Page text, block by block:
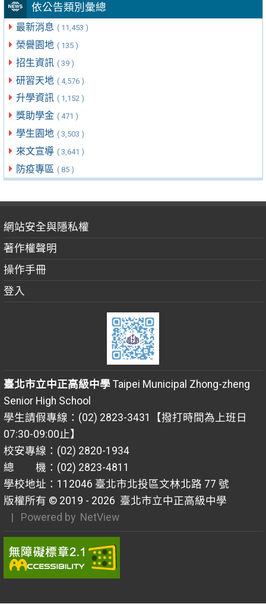
依公告類別彙總
最新消息 ( 11,453 )
榮譽園地 ( 135 )
招生資訊 ( 39 )
研習天地 ( 4,576 )
升學資訊 ( 1,152 )
獎助學金 ( 471 )
學生園地 ( 3,503 )
來文宣導 ( 3,641 )
防疫專區 ( 85 )
網站安全與隱私權
著作權聲明
操作手冊
登入
臺北市立中正高級中學Taipei Municipal Zhong-zheng
Senior High School
學生請假專線：(02) 2823-3431【撥打時間為上班日
07:30-09:00止】
校安專線：(02) 2820-1934
總 機：(02) 2823-4811
學校地址：112046 臺北市北投區文林北路 77 號
版權所有 © 2019 - 2026 臺北市立中正高級中學
| Powered by NetView